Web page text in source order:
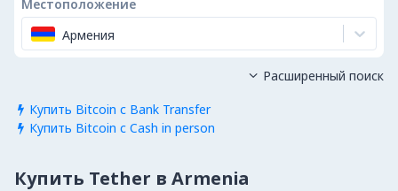
Местоположение
Армения
 Купить Bitcoin с Bank Transfer
 Купить Bitcoin с Cash in person
 Расширенный поиск
Купить Tether в Armenia